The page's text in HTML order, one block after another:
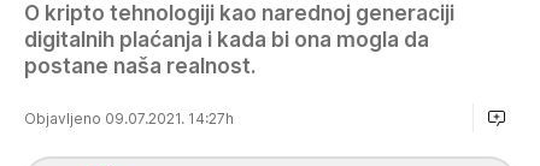
O kripto tehnologiji kao narednoj generaciji
digitalnih plaćanja i kada bi ona mogla da
postane naša realnost.
Objavljeno 09.07.2021. 14:27h